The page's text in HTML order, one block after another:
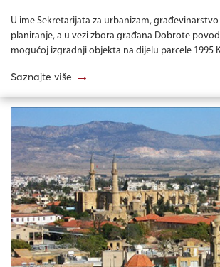
U ime Sekretarijata za urbanizam,
planiranje, a u vezi zbora građana Dobrote
mogućoj izgradnji objekta na dijelu parcele 1995
Saznajte više →